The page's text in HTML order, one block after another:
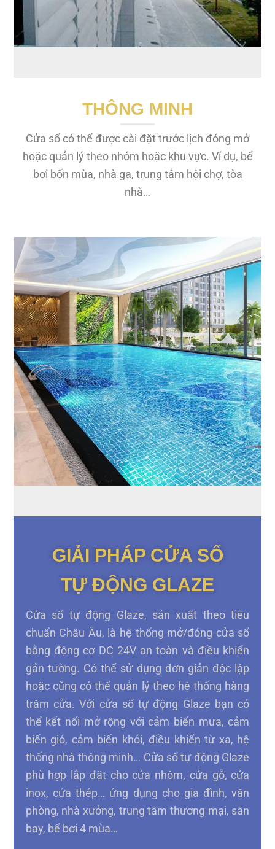
THÔNG MINH
Cửa sổ có thể được cài đặt trước lịch đóng mở
hoặc quản lý theo nhóm hoặc khu vực. Ví dụ, bể
bơi bốn mùa, nhà ga, trung tâm hội chợ, tòa
nhà…
GIẢI PHÁP CỬA SỔ
TỰ ĐỘNG GLAZE
Cửa sổ tự động Glaze, sản xuất theo tiêu
chuẩn Châu Âu, là hệ thống mở/đóng cửa sổ
bằng động cơ DC 24V an toàn và điều khiển
gắn tường. Có thể sử dụng đơn giản độc lập
hoặc cũng có thể quản lý theo hệ thống hàng
trăm cửa. Với cửa sổ tự động Glaze bạn có
thể kết nối mở rộng với cảm biến mưa, cảm
biến gió, cảm biến khói, điều khiển từ xa, hệ
thống nhà thông minh… Cửa sổ tự động Glaze
phù hợp lắp đặt cho cửa nhôm, cửa gỗ, cửa
inox, cửa thép… ứng dụng cho gia đình, văn
phòng, nhà xưởng, trung tâm thương mại, sân
bay, bể bơi 4 mùa…